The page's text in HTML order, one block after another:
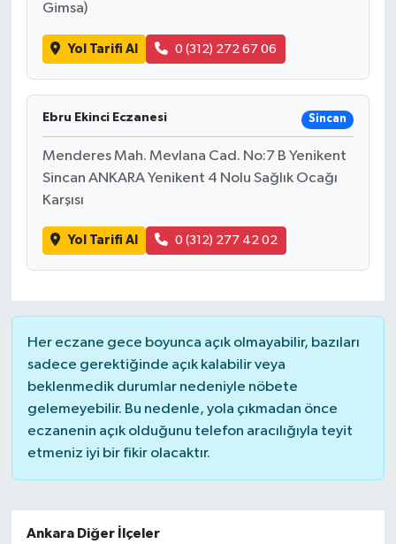
Gimsa)
Yol Tarifi Al 0 (312) 272 67 06
Ebru Ekinci Eczanesi Sincan
Menderes Mah. Mevlana Cad. No:7 B Yenikent
Sincan ANKARA Yenikent 4 Nolu Sağlık Ocağı
Karşısı
Yol Tarifi Al 0 (312) 277 42 02
Her eczane gece boyunca açık olmayabilir, bazıları
sadece gerektiğinde açık kalabilir veya
beklenmedik durumlar nedeniyle nöbete
gelemeyebilir. Bu nedenle, yola çıkmadan önce
eczanenin açık olduğunu telefon aracılığıyla teyit
etmeniz iyi bir fikir olacaktır.
Ankara Diğer İlçeler